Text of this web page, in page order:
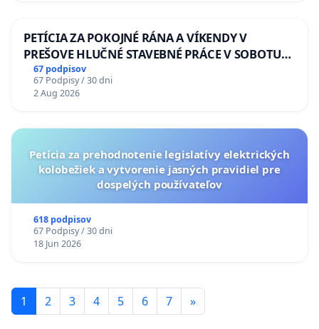
PETÍCIA ZA POKOJNÉ RÁNA A VÍKENDY V
PREŠOVE HLUČNÉ STAVEBNÉ PRÁCE V SOBOTU
LEN OD 9.00 DO 13.00 HOD., CEZ PRACOVNÝ
TÝŽDEŇ CIEĽ 8.00 – 18.00 HOD. A PRAVIDELNÁ
KONTROLA STAVBY C-AREA NA
67 podpisov
67 Podpisy / 30 dni
2 Aug 2026
Petícia za prehodnotenie legislatívy elektrických
kolobežiek a vytvorenie jasných pravidiel pre
dospelých používateľov
618 podpisov
67 Podpisy / 30 dni
18 Jun 2026
1 2 3 4 5 6 7 »